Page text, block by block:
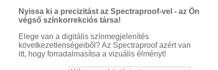
Nyissa ki a precizitást az Spectraproof-vel - az Ön
végső színkorrekciós társa!
Elege van a digitális színmegjelenítés
következetlenségeiből? Az Spectraproof azért van
itt, hogy forradalmasítsa a vizuális élményt!